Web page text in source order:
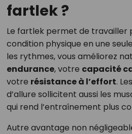
fartlek ?
Le fartlek permet de travailler
condition physique en une
les rythmes, vous améliorez
endurance, votre capacité
votre résistance à l’effort.
d’allure sollicitent aussi les
qui rend l’entraînement plus
Autre avantage non